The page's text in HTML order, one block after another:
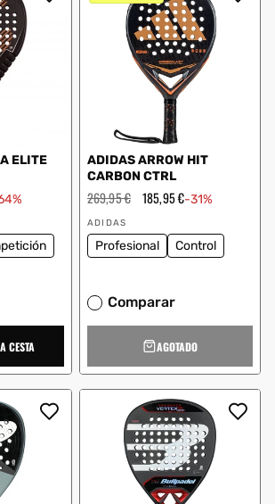
ELITE
CESTA
ADIDAS ARROW HIT
CARBON CTRL
Precio
habitual
269,95 € Precio
de
185,95 €-31%
Proveedor:
ADIDAS
Profesional Control
Comparar
AGOTADO